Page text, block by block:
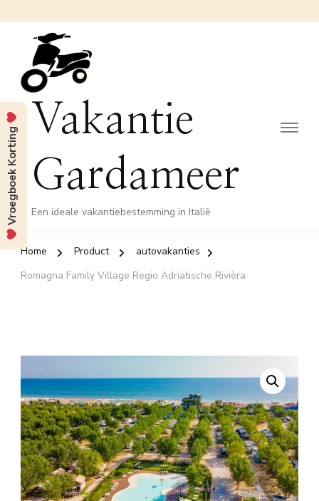
Vakantie
Gardameer
Een ideale vakantiebestemming in Italië
Home Product
autovakanties
Romagna Family Village Regio Adriatische Rivièra
Vroegboek Korting